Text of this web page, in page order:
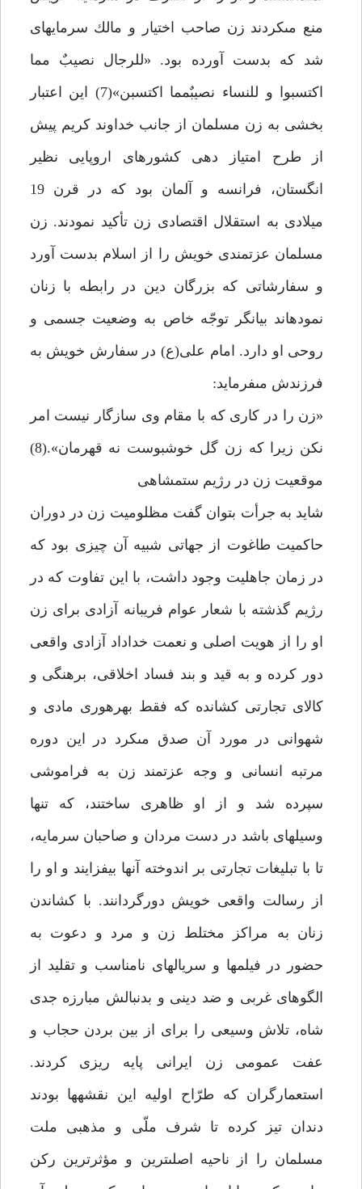
منع مى‏كردند زن صاحب اختيار و مالك سرمايه‏اى
شد كه بدست آورده بود. «للرجال نصيبٌ مما
اكتسبوا و للنساء نصيبٌ‏مما اكتسبن»(7) اين اعتبار
بخشى به زن مسلمان از جانب خداوند كريم پيش
از طرح امتياز دهى كشورهاى اروپايى نظير
انگستان، فرانسه و آلمان بود كه در قرن 19
ميلادى به استقلال اقتصادى زن تأكيد نمودند. زن
مسلمان عزتمندى خويش را از اسلام بدست آورد
و سفارشاتى كه بزرگان دين در رابطه با زنان
نموده‏اند بيانگر توجّه خاص به وضعيت جسمى و
روحى او دارد. امام على(ع) در سفارش خويش به
فرزندش مى‏فرمايد:
«زن را در كارى كه با مقام وى سازگار نيست امر
نكن زيرا كه زن گل خوشبوست نه قهرمان».(8)
موقعيت زن در رژيم ستمشاهى
شايد به جرأت بتوان گفت مظلوميت زن در دوران
حاكميت طاغوت از جهاتى شبيه آن چيزى بود كه
در زمان جاهليت وجود داشت، با اين تفاوت كه در
رژيم گذشته با شعار عوام فريبانه آزادى براى زن
او را از هويت اصلى و نعمت خداداد آزادى واقعى
دور كرده و به قيد و بند فساد اخلاقى، برهنگى و
كالاى تجارتى كشانده كه فقط بهره‏ورى مادى و
شهوانى در مورد آن صدق مى‏كرد در اين دوره
مرتبه انسانى و وجه عزتمند زن به فراموشى
سپرده شد و از او ظاهرى ساختند، كه تنها
وسيله‏اى باشد در دست مردان و صاحبان سرمايه،
تا با تبليغات تجارتى بر اندوخته آنها بيفزايند و او را
از رسالت واقعى خويش دورگردانند. با كشاندن
زنان به مراكز مختلط زن و مرد و دعوت به
حضور در فيلمها و سريالهاى نامناسب و تقليد از
الگوهاى غربى و ضد دينى و بدنبالش مبارزه جدى
شاه، تلاش وسيعى را براى از بين بردن حجاب و
عفت عمومى زن ايرانى پايه ريزى كردند.
استعمارگران كه طرّاح اوليه اين نقشه‏ها بودند
دندان تيز كرده تا شرف ملّى و مذهبى ملت
مسلمان را از ناحيه اصلى‏ترين و مؤثرترين ركن